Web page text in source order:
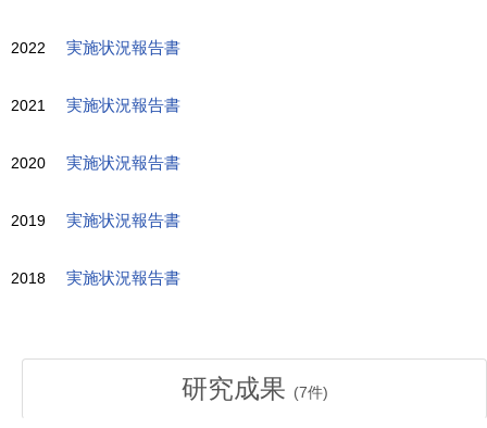
2022 実施状況報告書
2021 実施状況報告書
2020 実施状況報告書
2019 実施状況報告書
2018 実施状況報告書
研究成果 (7件)